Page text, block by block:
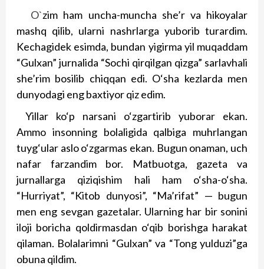
O`zim ham uncha-muncha she’r va hikoyalar
mashq qilib, ularni nashrlarga yuborib turardim.
Kechagidek esimda, bundan yigirma yil muqaddam
“Gulxan” jurnalida “Sochi qirqilgan qizga” sarlavhali
she’rim bosilib chiqqan edi. O‘sha kezlarda men
dunyodagi eng baxtiyor qiz edim.
Yillar ko‘p narsani o‘zgartirib yuborar ekan.
Ammo insonning bolaligida qalbiga muhrlangan
tuyg‘ular aslo o‘zgarmas ekan. Bugun onaman, uch
nafar farzandim bor. Matbuotga, gazeta va
jurnallarga qiziqishim hali ham o‘sha-o‘sha.
“Hurriyat”, “Kitob dunyosi”, “Ma’rifat” — bugun
men eng sevgan gazetalar. Ularning har bir sonini
iloji boricha qoldirmasdan o‘qib borishga harakat
qilaman. Bolalarimni “Gulxan” va “Tong yulduzi”ga
obuna qildim.